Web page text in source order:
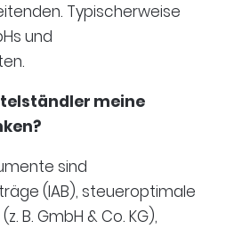
Typischerweise
und
meine
sind
(IAB), steueroptimale
B. GmbH & Co. KG),